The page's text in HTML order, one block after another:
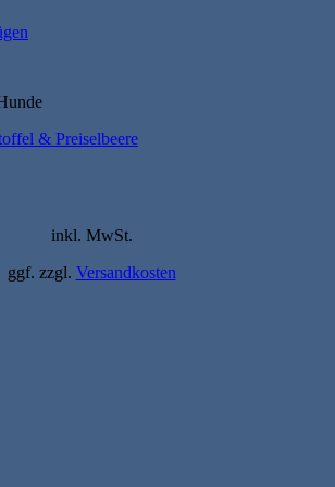
& Preiselbeere
inkl. MwSt.
ggf. zzgl. Versandkosten